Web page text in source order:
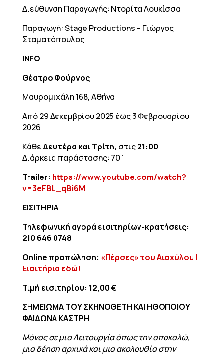
Διεύθυνση Παραγωγής: Ντορίτα Λουκίσσα
Παραγωγή: Stage Productions – Γιώργος
Σταματόπουλος
INFO
Θέατρο Φούρνος
Μαυρομιχάλη 168, Αθήνα
Από 29 Δεκεμβρίου 2025 έως 3 Φεβρουαρίου
2026
ΚάθεΔευτέρα και Τρίτη, στις21:00
Διάρκεια παράστασης: 70΄
Trailer: https://www.youtube.com/watch?
v=3eFBL_qBi6M
ΕΙΣΙΤΗΡΙΑ
Τηλεφωνική αγορά εισιτηρίων-κρατήσεις:
210 646 0748
Online προπώληση: «Πέρσες» του Αισχύλου |
Εισιτήρια εδώ!
Τιμή εισιτηρίου: 12,00 €
ΣΗΜΕΙΩΜΑ ΤΟΥ ΣΚΗΝΟΘΕΤΗ ΚΑΙ ΗΘΟΠΟΙΟΥ
ΦΑΙΔΩΝΑ ΚΑΣΤΡΗ
Μόνος σε μια Λειτουργία όπως την αποκαλώ,
μια δέηση αρχικά και μια ακολουθία στην